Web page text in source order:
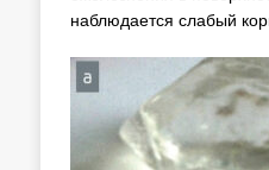
наблюдается слабый